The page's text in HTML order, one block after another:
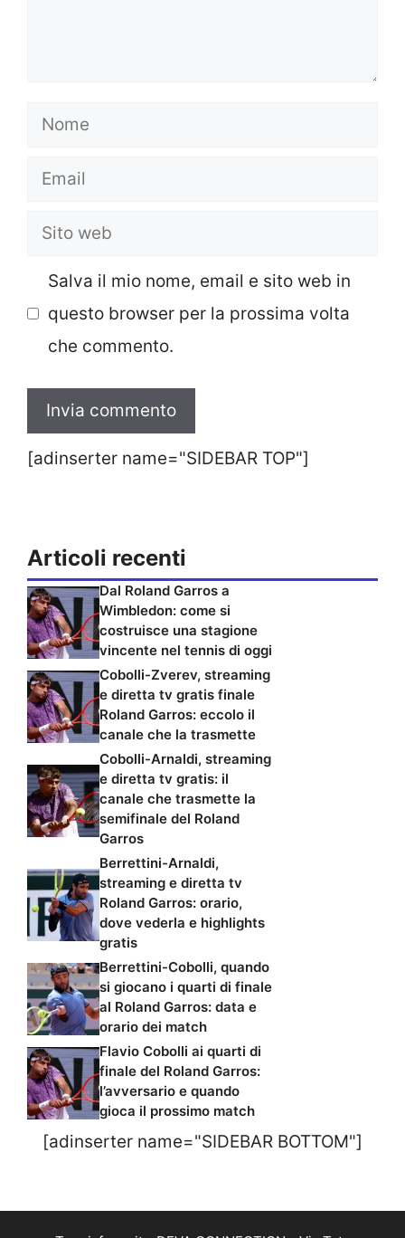
Nome
Email
Sito
Salva il mio nome, email e sito web in
questo browser per la prossima volta
che commento.
[adinserter name="SIDEBAR TOP"]
Articoli recenti
Dal Roland Garros a
Wimbledon: come si
costruisce una stagione
vincente nel tennis di oggi
Cobolli-Zverev, streaming
e diretta tv gratis finale
Roland Garros: eccolo il
canale che la trasmette
Cobolli-Arnaldi, streaming
e diretta tv gratis: il
canale che trasmette la
semifinale del Roland
Garros
Berrettini-Arnaldi,
streaming e diretta tv
Roland Garros: orario,
dove vederla e highlights
gratis
Berrettini-Cobolli, quando
si giocano i quarti di finale
al Roland Garros: data e
orario dei match
Flavio Cobolli ai quarti di
finale del Roland Garros:
l’avversario e quando
gioca il prossimo match
[adinserter name="SIDEBAR BOTTOM"]